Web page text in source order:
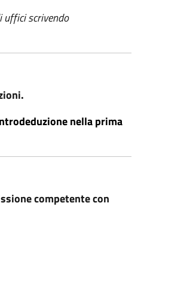
uffici scrivendo
nella prima
competente con